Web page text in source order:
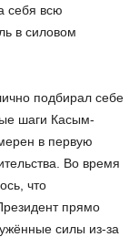
себя всю
в силовом
подбирал себе
шаги Касым-
в первую
Во время
что
прямо
силы из-за